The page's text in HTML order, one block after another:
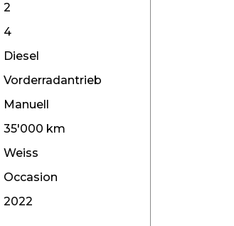
2
4
Diesel
Vorderradantrieb
Manuell
35'000 km
Weiss
Occasion
2022